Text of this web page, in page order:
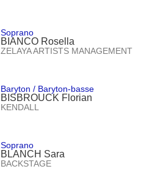
Soprano
BIANCO Rosella
ZELAYA ARTISTS MANAGEMENT
Baryton / Baryton-basse
BISBROUCK Florian
KENDALL
Soprano
BLANCH Sara
BACKSTAGE